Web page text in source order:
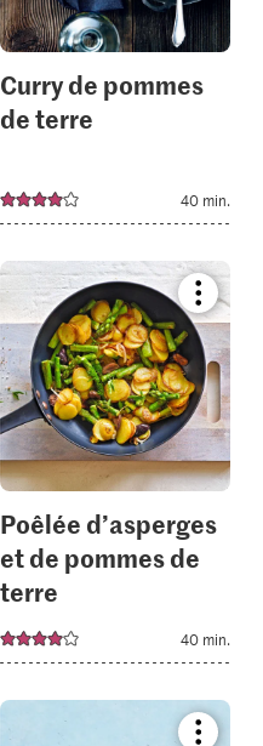
Curry de pommes
de terre
40 min.
recipe
or
add
it
to
your
Poêlée d’asperges
et de pommes de
terre
40 min.